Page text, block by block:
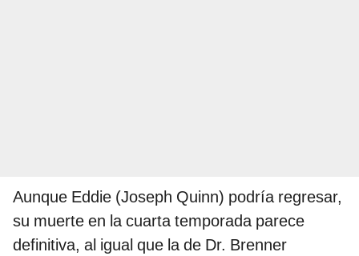
Aunque Eddie (Joseph Quinn) podría regresar,
su muerte en la cuarta temporada parece
definitiva, al igual que la de Dr. Brenner